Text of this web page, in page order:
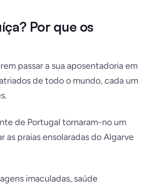
Por que os
passar a sua aposentadoria em
de todo o mundo, cada um
de Portugal tornaram-no um
as praias ensolaradas do Algarve
imaculadas, saúde